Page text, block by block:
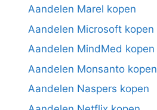
Aandelen Marel kopen
Aandelen Microsoft kopen
Aandelen MindMed kopen
Aandelen Monsanto kopen
Aandelen Naspers kopen